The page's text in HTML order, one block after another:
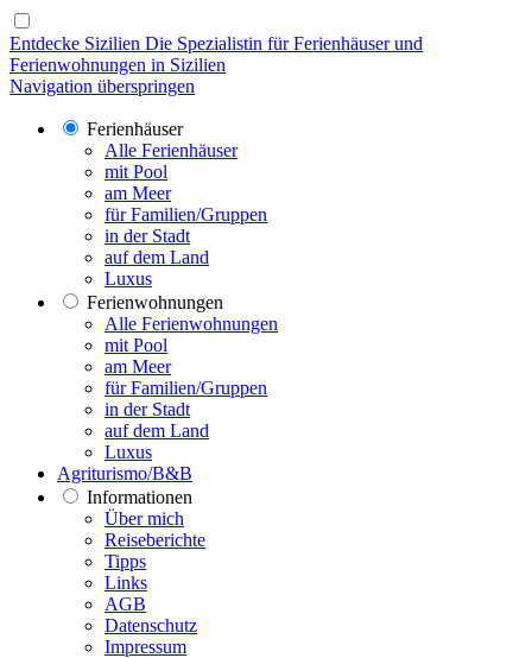
Entdecke Sizilien Die Spezialistin für Ferienhäuser und
Ferienwohnungen in Sizilien
Navigation überspringen
Ferienhäuser
Alle Ferienhäuser
mit Pool
am Meer
für Familien/Gruppen
in der Stadt
auf dem Land
Luxus
Ferienwohnungen
Alle Ferienwohnungen
mit Pool
am Meer
für Familien/Gruppen
in der Stadt
auf dem Land
Luxus
Agriturismo/B&B
Informationen
Über mich
Reiseberichte
Tipps
Links
AGB
Datenschutz
Impressum